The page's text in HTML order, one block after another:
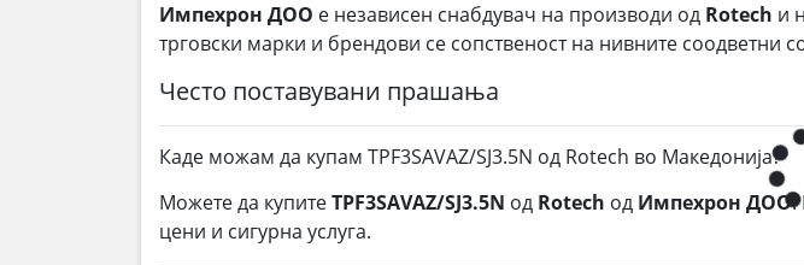
Импехрон ДОО е независен снабдувач на производи од Rotech и
трговски марки и брендови се сопственост на нивните соодветни
Често поставувани прашања
Каде можам да купам TPF3SAVAZ/SJ3.5N од Rotech во Македонија?
Можете да купитеTPF3SAVAZ/SJ3.5N од Rotech од Импехрон ДОО.
цени и сигурна услуга.